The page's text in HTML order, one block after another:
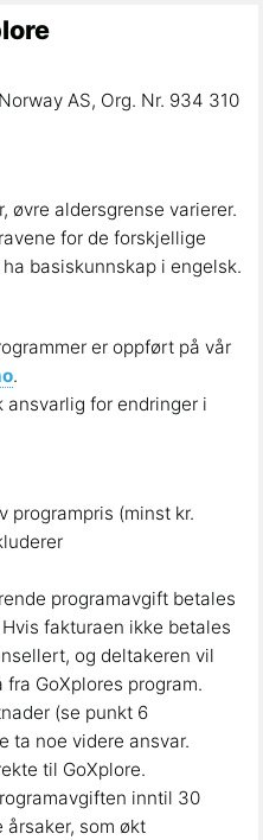
AS, Org. Nr. 934 310
øvre aldersgrense varierer.
for de forskjellige
basiskunnskap i engelsk.
er oppført på vår
.
ansvarlig for endringer i
programpris (minst kr.
programavgift betales
fakturaen ikke betales
og deltakeren vil
GoXplores program.
(se punkt 6
ta noe videre ansvar.
til GoXplore.
inntil 30
årsaker, som økt